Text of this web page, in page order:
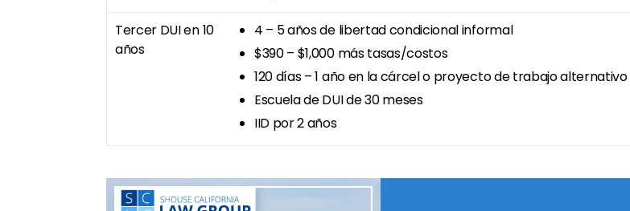
Tercer DUI en 10
años
4 – 5 años de libertad condicional informal
$390 – $1,000 más tasas/costos
120 días – 1 año en la cárcel o proyecto de trabajo alternativo
Escuela de DUI de 30 meses
IID por 2 años